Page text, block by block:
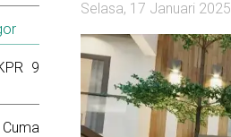
9
Selasa, 17 Januari 2025